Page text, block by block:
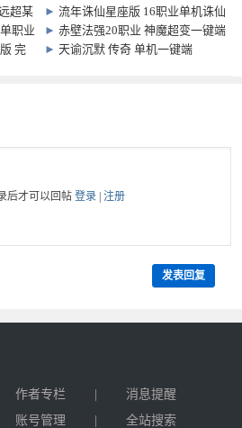
机版 目前最新
超某
►流年诛仙星座版 16职业单机诛仙
怪物攻城
职业
► 赤壁法强20职业 神魔超变一键端
超多乱入BOSS 超级装备
完
►天谕沉默 传奇 单机一键端
后才可以回帖登录 |注册
发表回复
作者专栏 |
消息提醒
账号管理 | 全站搜索